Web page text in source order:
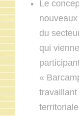
Le
du
qui
«